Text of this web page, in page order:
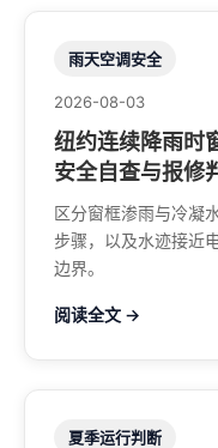
雨天空调安全
2026-08-03
纽约连续降雨时
安全自查与报修
区分窗框渗雨与冷凝
步骤，以及水迹接近
边界。
阅读全文 →
夏季运行判断